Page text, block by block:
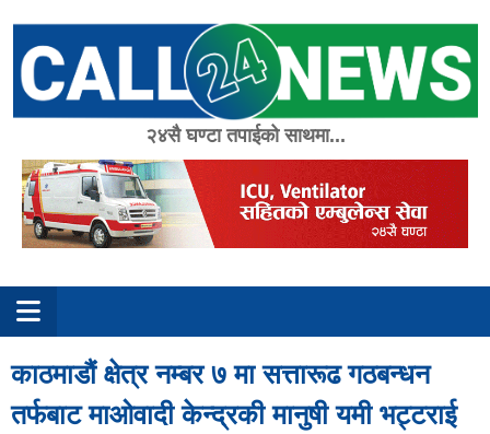
content
२४सै घण्टा तपाईको साथमा...
काठमाडौं क्षेत्र नम्बर ७ मा सत्तारूढ गठबन्धन
तर्फबाट माओवादी केन्द्रकी मानुषी यमी भट्टराई